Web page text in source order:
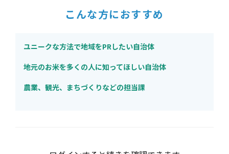
こんな方におすすめ
ユニークな方法で地域をPRしたい自治体
地元のお米を多くの人に知ってほしい自治体
農業、観光、まちづくりなどの担当課